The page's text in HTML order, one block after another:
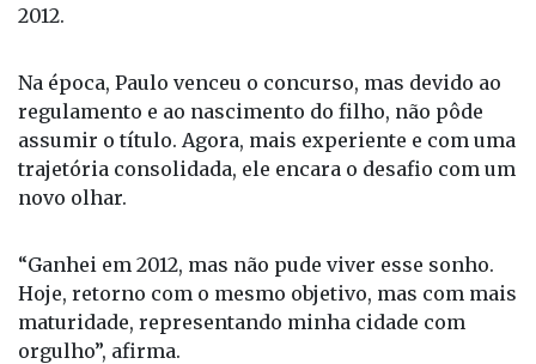
2012.
Na época, Paulo venceu o concurso, mas devido ao
regulamento e ao nascimento do filho, não pôde
assumir o título. Agora, mais experiente e com uma
trajetória consolidada, ele encara o desafio com um
novo olhar.
“Ganhei em 2012, mas não pude viver esse sonho.
Hoje, retorno com o mesmo objetivo, mas com mais
maturidade, representando minha cidade com
orgulho”, afirma.